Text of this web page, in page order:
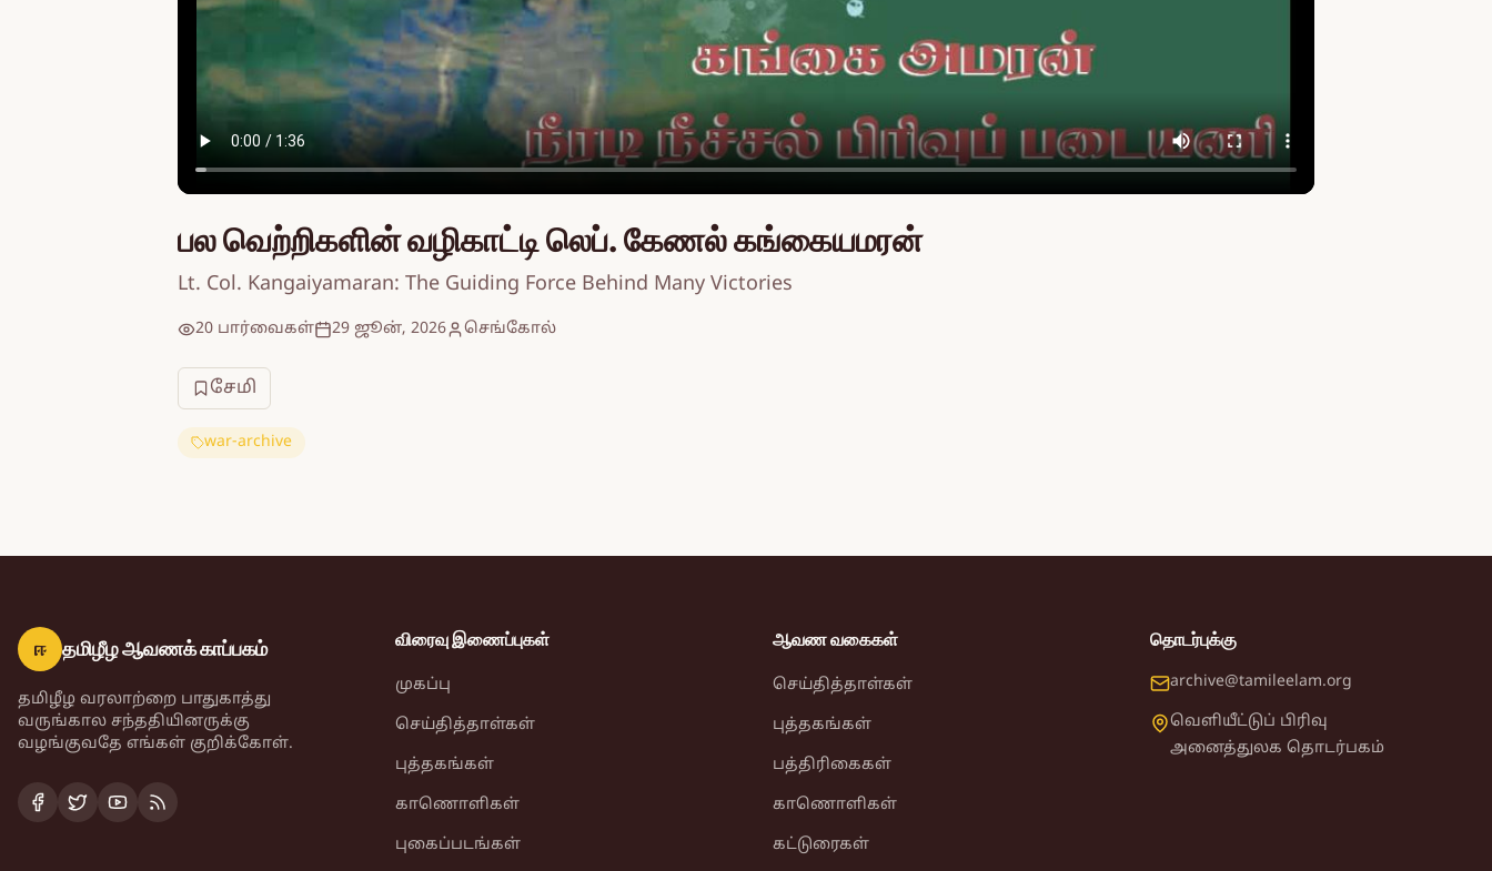
பல வெற்றிகளின் வழிகாட்டி லெப். கேணல் கங்கையமரன்
Lt. Col. Kangaiyamaran: The Guiding Force Behind Many Victories
20 பார்வைகள் 29 ஜூன், 2026 செங்கோல்
சேமி
war-archive
ஈ தமிழீழ ஆவணக் காப்பகம்
தமிழீழ வரலாற்றை பாதுகாத்து
வருங்கால சந்ததியினருக்கு
வழங்குவதே எங்கள் குறிக்கோள்.
விரைவு இணைப்புகள்
முகப்பு
செய்தித்தாள்கள்
புத்தகங்கள்
காணொளிகள்
புகைப்படங்கள்
ஆவண வகைகள்
செய்தித்தாள்கள்
புத்தகங்கள்
பத்திரிகைகள்
காணொளிகள்
கட்டுரைகள்
தொடர்புக்கு
archive@tamileelam.org
வெளியீட்டுப் பிரிவு
அனைத்துலக தொடர்பகம்